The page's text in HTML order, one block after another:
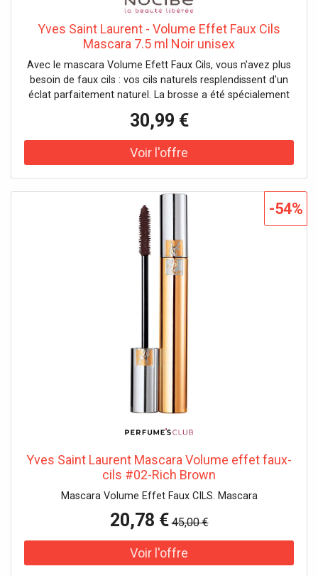
Yves Saint Laurent - Volume Effet Faux Cils
Mascara 7.5 ml Noir unisex
Avec le mascara Volume Efett Faux Cils, vous n'avez plus
besoin de faux cils : vos cils naturels resplendissent d'un
éclat parfaitement naturel. La brosse a été spécialement
30,99 €
Yves Saint Laurent Mascara Volume effet faux-
cils #02-Rich Brown
Mascara Volume Effet Faux CILS. Mascara
20,78 € 45,00 €
-54%